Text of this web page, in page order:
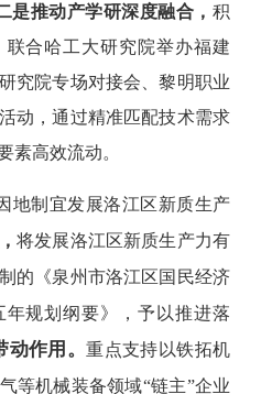
是推动产学研深度融合，积
合哈工大研究院举办福建
究院专场对接会、黎明职业
动，通过精准匹配技术需求
素高效流动。
地制宜发展洛江区新质生产
将发展洛江区新质生产力有
的 《泉州市洛江区国民经济
规划纲要》，予以推进落
动作用。重点支持以铁拓机
等机械装备领域“链主”企业